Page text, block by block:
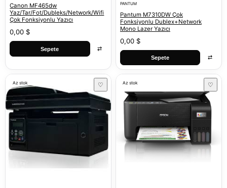
Canon MF465dw
Yaz/Tar/Fot/Dubleks/Network/Wifi
Çok Fonksiyonlu Yazıcı
0,00 $
Sepete ⇄
PANTUM
Pantum M7310DW Çok
Fonksiyonlu Dublex+Network
Mono Lazer Yazıcı
0,00 $
Sepete ⇄
Az stok ♡ Az stok ♡